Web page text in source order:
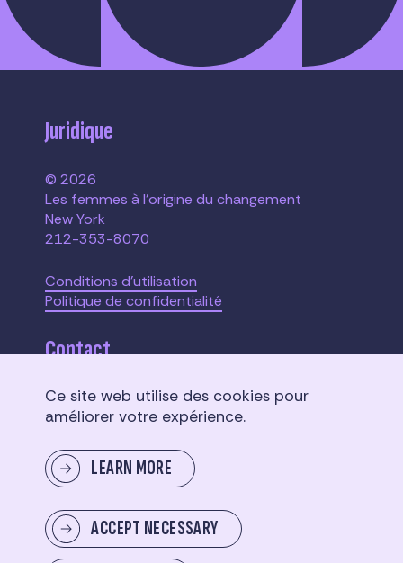
Juridique
© 2026
Les femmes à l'origine du changement
New York
212-353-8070
Conditions d'utilisation
Politique de confidentialité
Contact
110 W. 40th Street,
Suite 2207
Envoyer un message
Ce site web utilise des cookies pour
améliorer votre expérience.
LEARN MORE
ACCEPT NECESSARY